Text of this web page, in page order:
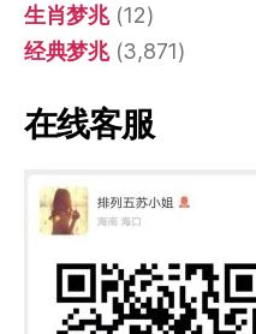
生肖梦兆(12)
经典梦兆(3,871)
在线客服